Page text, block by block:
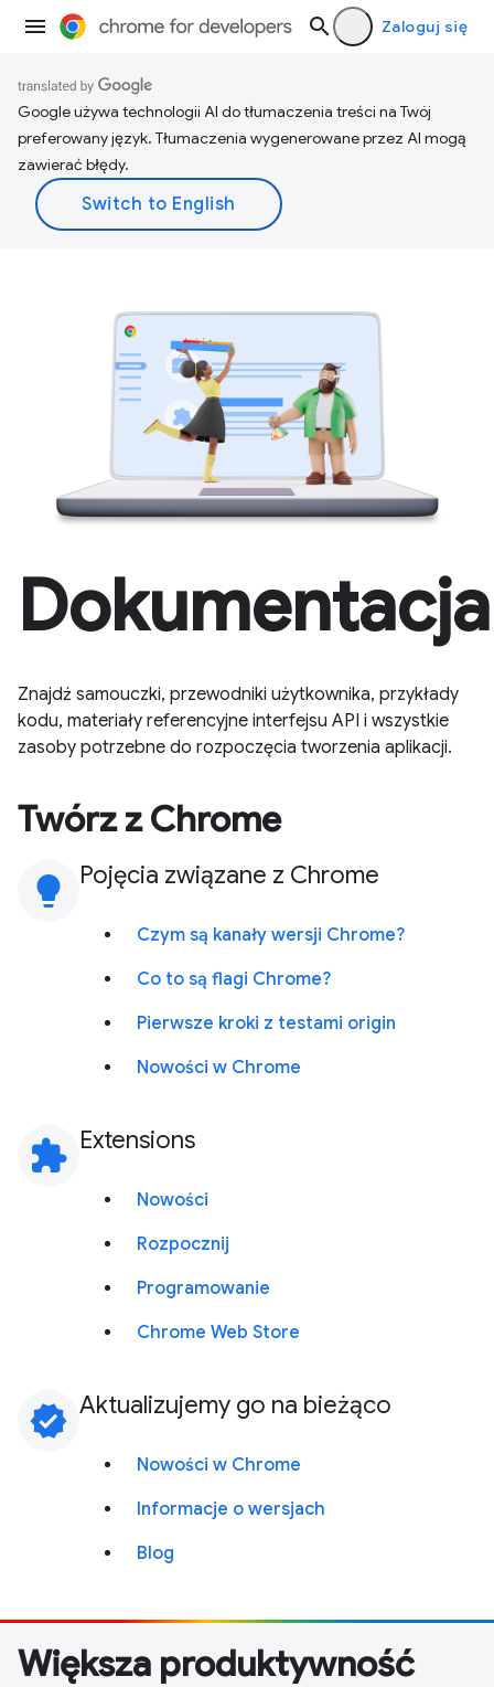
Zaloguj się
Google używa technologii AI do tłumaczenia treści na Twój
preferowany język. Tłumaczenia wygenerowane przez AI mogą
zawierać błędy.
Dokumentacja
Znajdź samouczki, przewodniki użytkownika, przykłady
kodu, materiały referencyjne interfejsu API i wszystkie
zasoby potrzebne do rozpoczęcia tworzenia aplikacji.
Twórz z Chrome
lightbulb Pojęcia związane z Chrome
Czym są kanały wersji Chrome?
Co to są flagi Chrome?
Pierwsze kroki z testami origin
Nowości w Chrome
extension Extensions
Nowości
Rozpocznij
Programowanie
Chrome Web Store
verified Aktualizujemy go na bieżąco
Nowości w Chrome
Informacje o wersjach
Blog
Większa produktywność